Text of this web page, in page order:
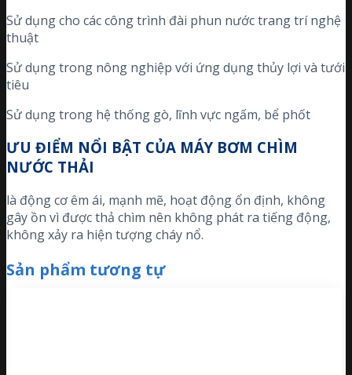
Sử dụng cho các công trình đài phun nước trang trí nghệ
thuật
Sử dụng trong nông nghiệp với ứng dụng thủy lợi và tưới
tiêu
Sử dụng trong hệ thống gò, lĩnh vực ngấm, bể phốt
ƯU ĐIỂM NỔI BẬT CỦA MÁY BƠM CHÌM
NƯỚC THẢI
là động cơ êm ái, mạnh mẽ, hoạt động ổn định, không
gây ồn vì được thả chìm nên không phát ra tiếng động,
không xảy ra hiện tượng cháy nổ.
Sản phẩm tương tự